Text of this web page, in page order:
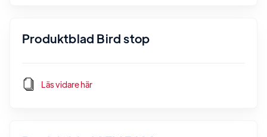
Produktblad Bird stop
Läs vidare här